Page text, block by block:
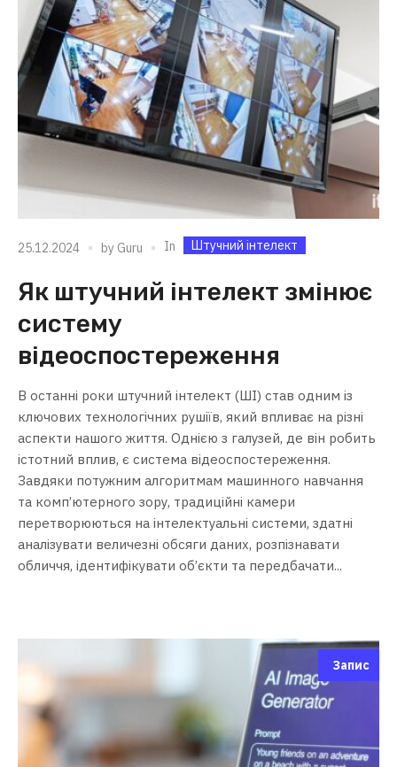
25.12.2024 by Guru In Штучний інтелект
Як штучний інтелект змінює
систему
відеоспостереження
В останні роки штучний інтелект (ШІ) став одним із
ключових технологічних рушіїв, який впливає на різні
аспекти нашого життя. Однією з галузей, де він робить
істотний вплив, є система відеоспостереження.
Завдяки потужним алгоритмам машинного навчання
та комп’ютерного зору, традиційні камери
перетворюються на інтелектуальні системи, здатні
аналізувати величезні обсяги даних, розпізнавати
обличчя, ідентифікувати об’єкти та передбачати...
Запис